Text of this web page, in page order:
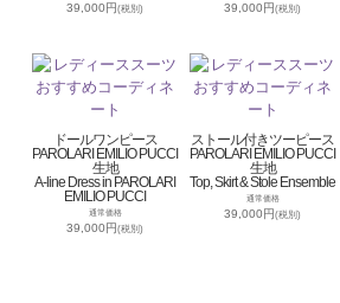
39,000円(税別) 39,000円(税別)
ドールワンピース
PAROLARI EMILIO PUCCI
生地
A-line Dress in PAROLARI
EMILIO PUCCI
通常価格
39,000円(税別)
ストール付きツーピース
PAROLARI EMILIO PUCCI
生地
Top, Skirt & Stole Ensemble
通常価格
39,000円(税別)